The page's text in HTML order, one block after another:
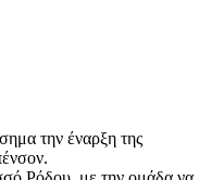
την έναρξη της